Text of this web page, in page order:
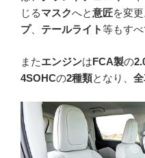
じるマスクへと意匠を変更
プ、 テールライト等もすべ
またエンジンはFCA製の
4SOHCの2種類となり、